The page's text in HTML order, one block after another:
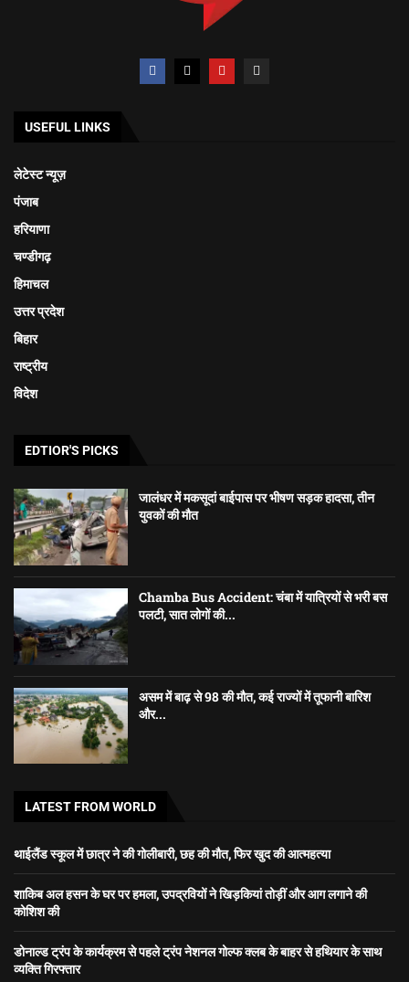
USEFUL LINKS
लेटेस्ट न्यूज़
पंजाब
हरियाणा
चण्डीगढ़
हिमाचल
उत्तर प्रदेश
बिहार
राष्ट्रीय
विदेश
EDTIOR'S PICKS
जालंधर में मकसूदां बाईपास पर भीषण सड़क हादसा, तीन
युवकों की मौत
Chamba Bus Accident: चंबा में यात्रियों से भरी बस
पलटी, सात लोगों की...
असम में बाढ़ से 98 की मौत, कई राज्यों में तूफानी बारिश
और...
LATEST FROM WORLD
थाईलैंड स्कूल में छात्र ने की गोलीबारी, छह की मौत, फिर खुद की आत्महत्या
शाकिब अल हसन के घर पर हमला, उपद्रवियों ने खिड़कियां तोड़ीं और आग लगाने की
कोशिश की
डोनाल्ड ट्रंप के कार्यक्रम से पहले ट्रंप नेशनल गोल्फ क्लब के बाहर से हथियार के साथ
व्यक्ति गिरफ्तार